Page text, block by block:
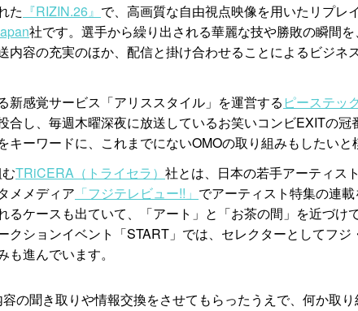
た 『RIZIN.26』 で、高画質な自由視点映像を用いたリプレ
社です。選手から繰り出される華麗な技や勝敗の瞬間
内容の充実のほか、配信と掛け合わせることによるビジネ
新感覚サービス「アリススタイル」を運営する ピーステッ
合し、毎週木曜深夜に放送しているお笑いコンビEXITの冠
キーワードに、これまでにないOMOの取り組みもしたいと
TRiCERA（トライセラ） 社とは、日本の若手アーティス
メメディア 「フジテレビュー!!」 でアーティスト特集の連
るケースも出ていて、「アート」と「お茶の間」を近づけ
クションイベント「START」では、セレクターとしてフ
進んでいます。
の聞き取りや情報交換をさせてもらったうえで、何か取